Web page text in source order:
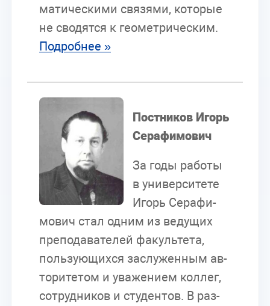
ма­ти­че­ски­ми свя­зя­ми, ко­то­рые
не сво­дят­ся к гео­мет­ри­че­ским.
По­дроб­нее »
Пост­ни­ков Игорь
Се­ра­фи­мо­вич
За годы ра­бо­ты
в уни­вер­си­те­те
Игорь Се­ра­фи­
мо­вич стал од­ним из ве­ду­щих
пре­по­да­ва­те­лей фа­куль­те­та,
поль­зу­ю­щих­ся за­слу­жен­ным ав­
то­ри­те­том и ува­же­ни­ем кол­лег,
со­труд­ни­ков и сту­ден­тов. В раз­